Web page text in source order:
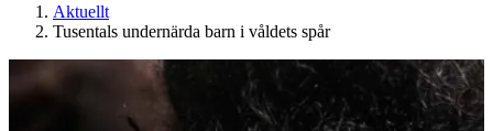
Aktuellt
Tusentals undernärda barn i våldets spår